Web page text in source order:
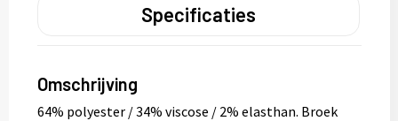
Specificaties
Omschrijving
64% polyester / 34% viscose / 2% elasthan. Broek